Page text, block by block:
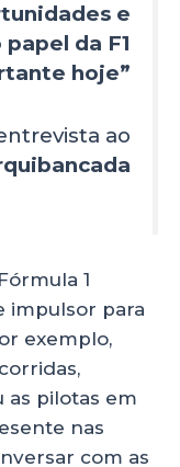
e
da F1
hoje”
ao
1
impulsor para
exemplo,
as pilotas em
nas
com as